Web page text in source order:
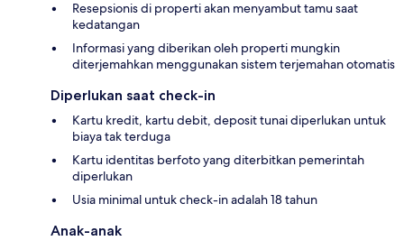
Resepsionis di properti akan menyambut tamu saat
kedatangan
Informasi yang diberikan oleh properti mungkin
diterjemahkan menggunakan sistem terjemahan otomatis
Diperlukan saat check-in
Kartu kredit, kartu debit, deposit tunai diperlukan untuk
biaya tak terduga
Kartu identitas berfoto yang diterbitkan pemerintah
diperlukan
Usia minimal untuk check-in adalah 18 tahun
Anak-anak